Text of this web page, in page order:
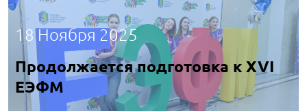
18 Ноября 2025
Продолжается подготовка к XVI
ЕЭФМ